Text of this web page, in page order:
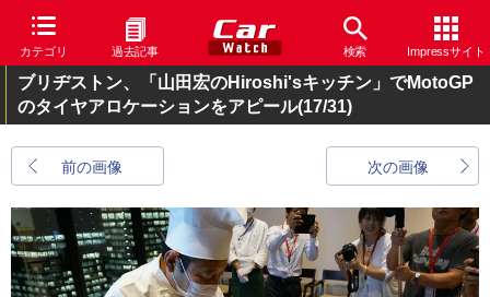
カテゴリ 過去記事 検索 Impressサイト
ブリヂストン、「山田宏のHiroshi'sキッチン」でMotoGP
のタイヤアロケーションをアピール(17/31)
前の画像 次の画像